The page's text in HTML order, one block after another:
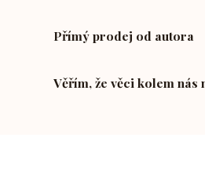
Přímý prodej od autora
Věřím, že věci kolem nás